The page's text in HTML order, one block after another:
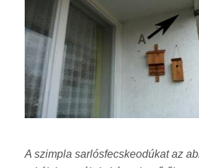
A szimpla sarlósfecskeodúkat az